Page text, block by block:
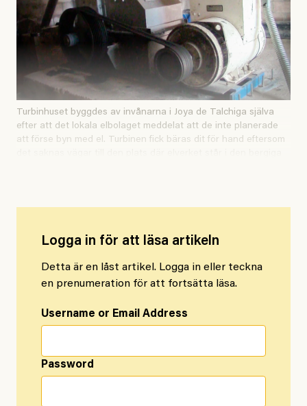
Turbinhuset byggdes av invånarna i Joya de Talchiga själva
efter att det lokala elbolaget meddelat att de inte planerade
att förse byn med el. Turbinen fick bäras dit för hand eftersom
Logga in för att läsa artikeln
Detta är en låst artikel. Logga in eller teckna
en prenumeration för att fortsätta läsa.
Username or Email Address
Password